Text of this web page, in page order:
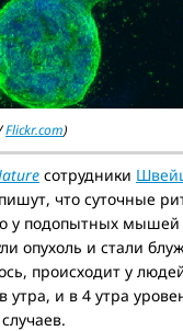
Flickr.com)
сотрудники
что суточные
у подопытных
опухоль и стали
происходит у
утра, и в 4 утра